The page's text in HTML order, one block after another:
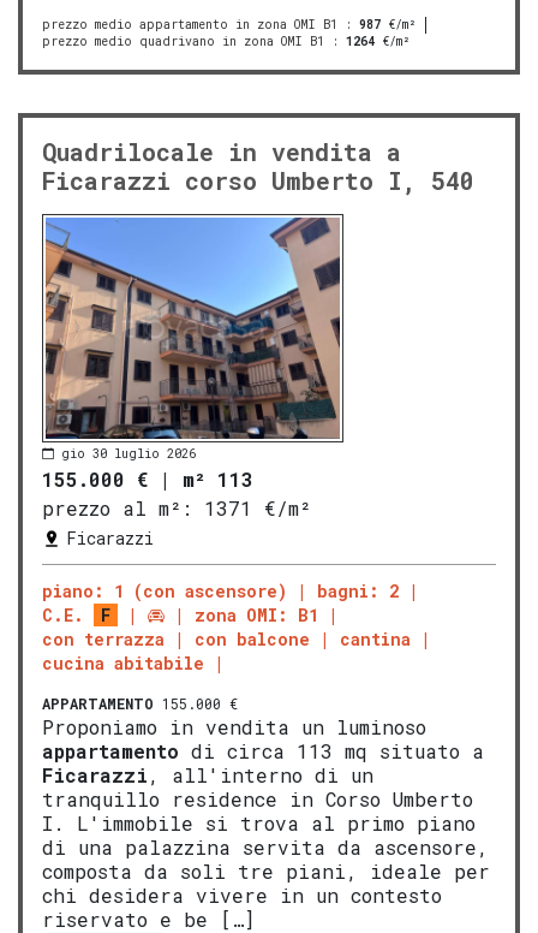
prezzo medio appartamento in zona OMI B1 : 987 €/m²
prezzo medio quadrivano in zona OMI B1
: 1264 €/m²
Quadrilocale in vendita a
Ficarazzi corso Umberto I, 540
gio 30 luglio 2026
155.000 € | m² 113
prezzo al m²:
1371 €/m²
Ficarazzi
piano: 1 (con ascensore)
bagni: 2
C.E.
F
zona OMI: B1
con terrazza
con balcone
cantina
cucina abitabile
APPARTAMENTO 155.000 €
Proponiamo in vendita un luminoso
appartamento di circa 113 mq situato a
Ficarazzi, all'interno di un
tranquillo residence in Corso Umberto
I. L'immobile si trova al primo piano
di una palazzina servita da ascensore,
composta da soli tre piani, ideale per
chi desidera vivere in un contesto
riservato e be […]